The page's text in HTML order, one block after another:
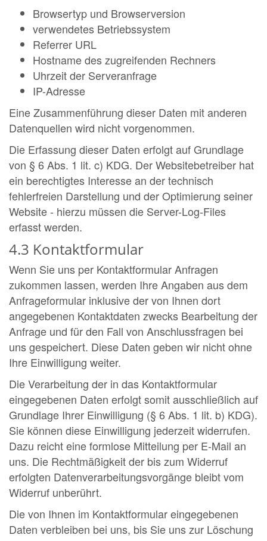
Browsertyp und Browserversion
verwendetes Betriebssystem
Referrer URL
Hostname des zugreifenden Rechners
Uhrzeit der Serveranfrage
IP-Adresse
Eine Zusammenführung dieser Daten mit anderen
Datenquellen wird nicht vorgenommen.
Die Erfassung dieser Daten erfolgt auf Grundlage
von § 6 Abs. 1 lit. c) KDG. Der Websitebetreiber hat
ein berechtigtes Interesse an der technisch
fehlerfreien Darstellung und der Optimierung seiner
Website - hierzu müssen die Server-Log-Files
erfasst werden.
4.3 Kontaktformular
Wenn Sie uns per Kontaktformular Anfragen
zukommen lassen, werden Ihre Angaben aus dem
Anfrageformular inklusive der von Ihnen dort
angegebenen Kontaktdaten zwecks Bearbeitung der
Anfrage und für den Fall von Anschlussfragen bei
uns gespeichert. Diese Daten geben wir nicht ohne
Ihre Einwilligung weiter.
Die Verarbeitung der in das Kontaktformular
eingegebenen Daten erfolgt somit ausschließlich auf
Grundlage Ihrer Einwilligung (§ 6 Abs. 1 lit. b) KDG).
Sie können diese Einwilligung jederzeit widerrufen.
Dazu reicht eine formlose Mitteilung per E-Mail an
uns. Die Rechtmäßigkeit der bis zum Widerruf
erfolgten Datenverarbeitungsvorgänge bleibt vom
Widerruf unberührt.
Die von Ihnen im Kontaktformular eingegebenen
Daten verbleiben bei uns, bis Sie uns zur Löschung